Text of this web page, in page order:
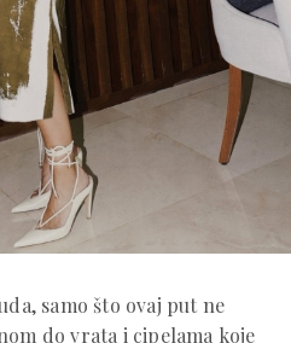
samo što ovaj put ne
do vrata i cipelama koje